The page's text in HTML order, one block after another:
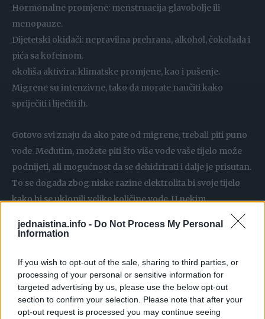
jednaistina.info - Do Not Process My Personal
Information
If you wish to opt-out of the sale, sharing to third parties, or
processing of your personal or sensitive information for
targeted advertising by us, please use the below opt-out
section to confirm your selection. Please note that after your
opt-out request is processed you may continue seeing
Hormonalne promjene: menstruacija glavobolje ili
menopauze.
Dijetetski okidači: nepravilna prehrana, alkohol, čokolada i
pića sa kofeinom.
okoliša aktivira: klimatske promjene, kao i pušenje.
Migrene su intenzivne, tako da morate naučiti kako
spriječiti i liječiti ih.
Gotovo svi znaju da ako pate od migrene, trebali piti puno
vode. Međutim, možete piti što više vode vaše tijelo može
podnijeti, ali mogućnost da se dehidrirati i dalje je prisutan.
To se događa zbog niske razine elektrolita bi svoje tijelo
kako bi se uklonili velike količine vode. U nekim
slučajevima, migrene je glavni razlog za tijelo dehidraciju.
Sastojci:
2 žlica himalajske soli